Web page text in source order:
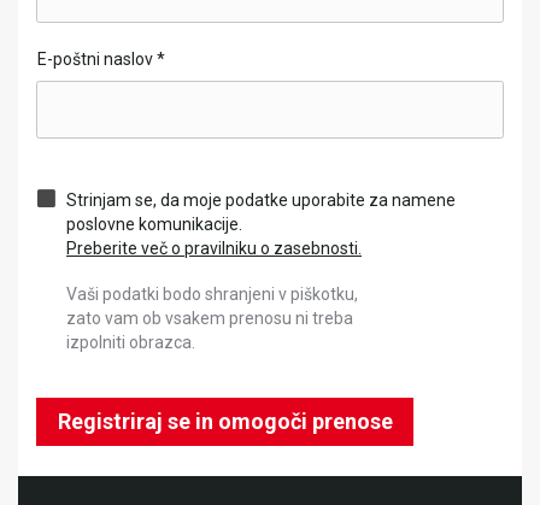
E-poštni naslov*
Strinjam se, da moje podatke uporabite za namene
poslovne komunikacije.
Preberite več o pravilniku o zasebnosti.
Vaši podatki bodo shranjeni v piškotku,
zato vam ob vsakem prenosu ni treba
izpolniti obrazca.
Registriraj se in omogoči prenose